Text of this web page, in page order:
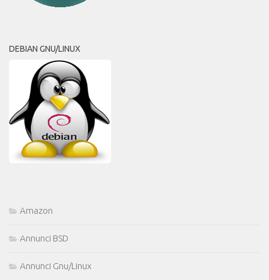
DEBIAN GNU/LINUX
Amazon
Annunci BSD
Annunci Gnu/Linux